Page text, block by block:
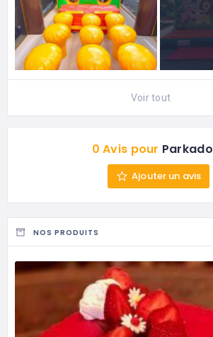
Voir tout
0 Avis pour
Ajouter un avis
NOS PRODUITS